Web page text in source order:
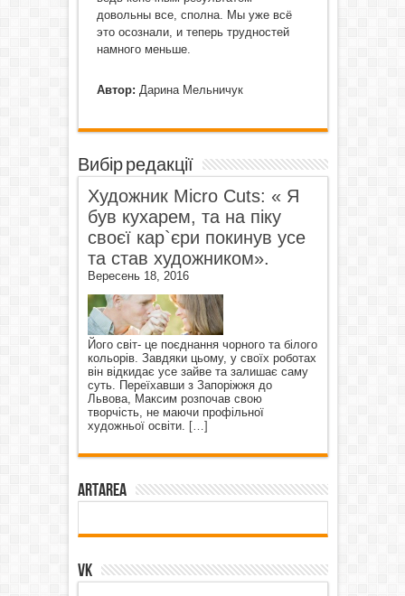
довольны все, сполна. Мы уже всё
это осознали, и теперь трудностей
намного меньше.
Автор: Дарина Мельничук
Вибір редакції
Художник Micro Cuts: « Я
був кухарем, та на піку
своєї кар`єри покинув усе
та став художником».
Вересень 18, 2016
Його світ- це поєднання чорного та білого
кольорів. Завдяки цьому, у своїх роботах
він відкидає усе зайве та залишає саму
суть. Переїхавши з Запоріжжя до
Львова, Максим розпочав свою
творчість, не маючи профільної
художньої освіти. […]
ArtArea
VK